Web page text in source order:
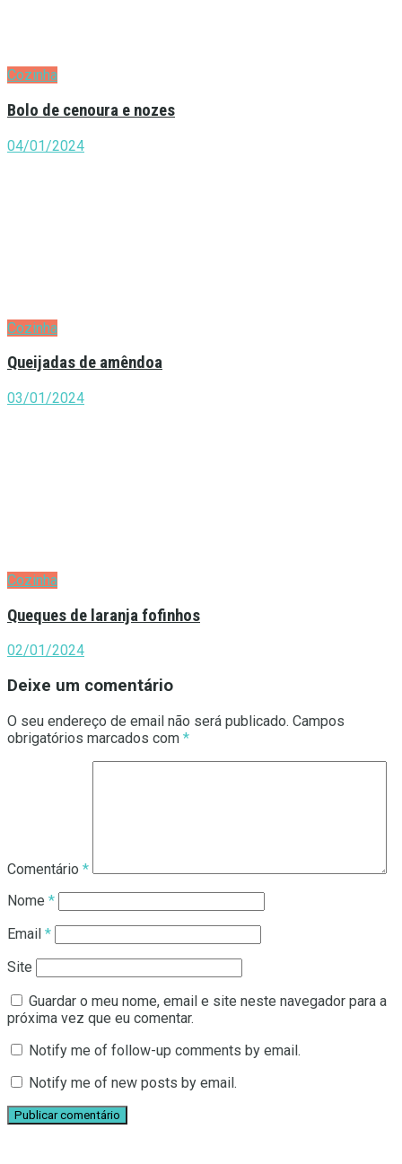
Cozinha
Bolo de cenoura e nozes
04/01/2024
Cozinha
Queijadas de amêndoa
03/01/2024
Cozinha
Queques de laranja fofinhos
02/01/2024
Deixe um comentário
O seu endereço de email não será publicado. Campos
obrigatórios marcados com *
Comentário *
Nome *
Email *
Site
Guardar o meu nome, email e site neste navegador para a
próxima vez que eu comentar.
Notify me of follow-up comments by email.
Notify me of new posts by email.